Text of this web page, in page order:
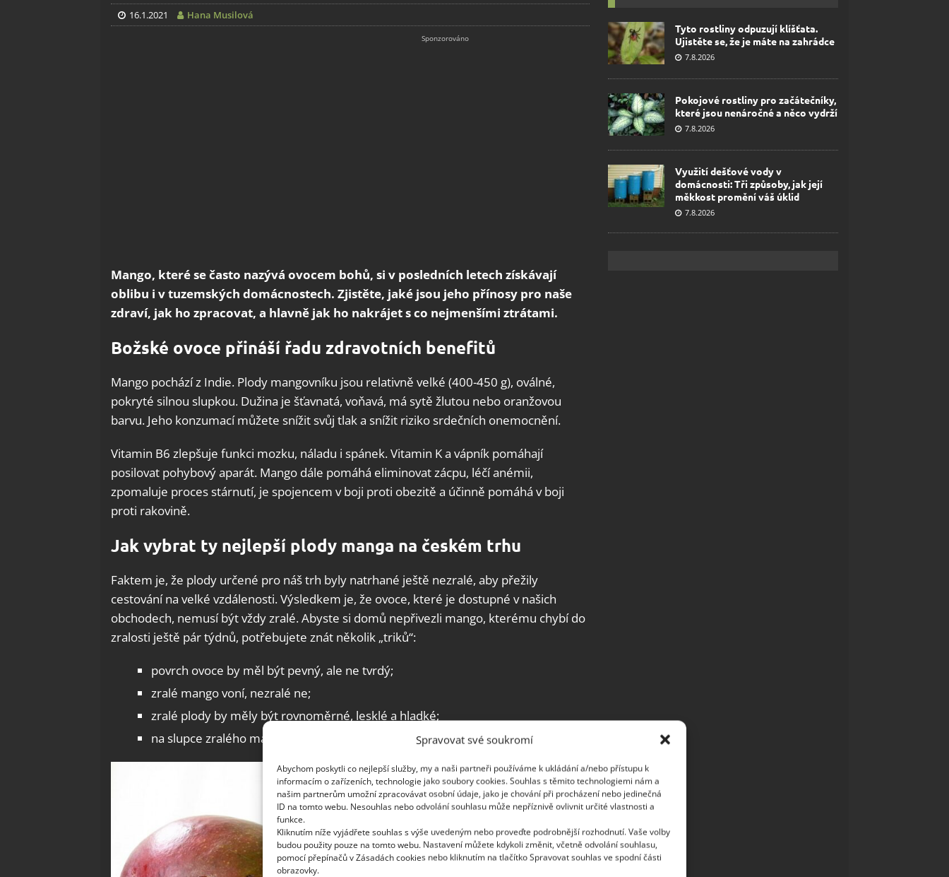
Spravovat své soukromí
Abychom poskytli co nejlepší služby, my a naši partneři používáme k ukládání a/nebo přístupu k
informacím o zařízeních, technologie jako soubory cookies. Souhlas s těmito technologiemi nám a
našim partnerům umožní zpracovávat osobní údaje, jako je chování při procházení nebo jedinečná
ID na tomto webu. Nesouhlas nebo odvolání souhlasu může nepříznivě ovlivnit určité vlastnosti a
funkce.
Kliknutím níže vyjádřete souhlas s výše uvedeným nebo proveďte podrobnější rozhodnutí. Vaše volby
budou použity pouze na tomto webu. Nastavení můžete kdykoli změnit, včetně odvolání souhlasu,
pomocí přepínačů v Zásadách cookies nebo kliknutím na tlačítko Spravovat souhlas ve spodní části
obrazovky.
16.1.2021 Hana Musilová
Mango, které se často nazývá ovocem bohů, si v posledních letech získávají
oblibu i v tuzemských domácnostech. Zjistěte, jaké jsou jeho přínosy pro naše
zdraví, jak ho zpracovat, a hlavně jak ho nakrájet s co nejmenšími ztrátami.
Božské ovoce přináší řadu zdravotních benefitů
Mango pochází z Indie. Plody mangovníku jsou relativně velké (400-450 g), oválné,
pokryté silnou slupkou. Dužina je šťavnatá, voňavá, má sytě žlutou nebo oranžovou
barvu. Jeho konzumací můžete snížit svůj tlak a snížit riziko srdečních onemocnění.
Vitamin B6 zlepšuje funkci mozku, náladu i spánek. Vitamin K a vápník pomáhají
posilovat pohybový aparát. Mango dále pomáhá eliminovat zácpu, léčí anémii,
zpomaluje proces stárnutí, je spojencem v boji proti obezitě a účinně pomáhá v boji
proti rakovině.
Jak vybrat ty nejlepší plody manga na českém trhu
Faktem je, že plody určené pro náš trh byly natrhané ještě nezralé, aby přežily
cestování na velké vzdálenosti. Výsledkem je, že ovoce, které je dostupné v našich
obchodech, nemusí být vždy zralé. Abyste si domů nepřivezli mango, kterému chybí do
zralosti ještě pár týdnů, potřebujete znát několik „triků“:
povrch ovoce by měl být pevný, ale ne tvrdý;
zralé mango voní, nezralé ne;
zralé plody by měly být rovnoměrné, lesklé a hladké;
na slupce zralého manga jsou malé tmavé tečky.
Tyto rostliny odpuzují klíšťata.
Ujistěte se, že je máte na zahrádce
7.8.2026
Pokojové rostliny pro začátečníky,
které jsou nenáročné a něco vydrží
7.8.2026
Využití dešťové vody v
domácnosti: Tři způsoby, jak její
měkkost promění váš úklid
7.8.2026